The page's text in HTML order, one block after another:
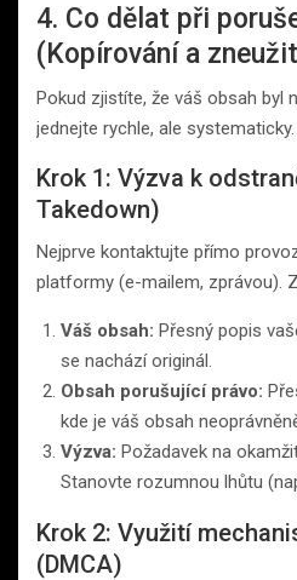
4. Co dělat při
(Kopírování a
Pokud zjistíte, že váš obsah byl
jednejte rychle, ale systematicky.
Krok 1: Výzva k
Takedown)
Nejprve kontaktujte přímo
platformy (e-mailem, zprávou).
Váš obsah: Přesný popis
se nachází originál.
Obsah porušující právo:
kde je váš obsah
Výzva: Požadavek na
Stanovte rozumnou lhůtu
Krok 2: Využití
(DMCA)